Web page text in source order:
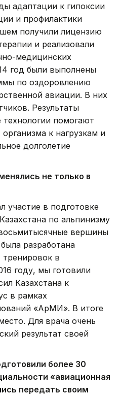
адаптации к гипоксии
и профилактики
получили лицензию
и реализовали
медицинских
год были выполнены
по оздоровлению
авиации. В них
Результаты
помогают
к нагрузкам и
долголетие
не только в
участие в подготовке
по альпинизму
вершины
разработана
тренировок в
году, мы готовили
Казахстана к
в рамках
«АрМИ». В итоге
Для врача очень
результат своей
более 30
«авиационная
передать своим